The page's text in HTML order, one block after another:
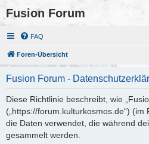
Fusion Forum
FAQ
Foren-Übersicht
Fusion Forum -
Diese Richtlinie beschreibt, wie
(„https://forum.kulturkosmos.de“) (im
die Daten verwendet, die während
gesammelt werden.